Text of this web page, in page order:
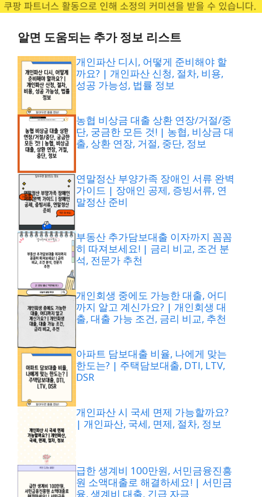
알면 도움되는 추가 정보 리스트
개인파산 디시, 어떻게 준비해야 할
까요? | 개인파산 신청, 절차, 비용,
성공 가능성, 법률 정보
농협 비상금 대출 상환 연장/거절/중
단, 궁금한 모든 것! | 농협, 비상금 대
출, 상환 연장, 거절, 중단, 정보
연말정산 부양가족 장애인 서류 완벽
가이드 | 장애인 공제, 증빙서류, 연
말정산 준비
부동산 추가담보대출 이자까지 꼼꼼
히 따져보세요! | 금리 비교, 조건 분
석, 전문가 추천
개인회생 중에도 가능한 대출, 어디
까지 알고 계신가요? | 개인회생 대
출, 대출 가능 조건, 금리 비교, 추천
아파트 담보대출 비율, 나에게 맞는
한도는? | 주택담보대출, DTI, LTV,
DSR
개인파산 시 국세 면제 가능할까요?
| 개인파산, 국세, 면제, 절차, 정보
급한 생계비 100만원, 서민금융진흥
원 소액대출로 해결하세요! | 서민금
융, 생계비 대출, 긴급 자금